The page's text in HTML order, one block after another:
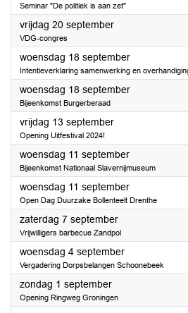
Seminar "De politiek is aan zet"
vrijdag 20 september2024
VDG-congres
woensdag 18 september2024
Intentieverklaring samenwerking en
woensdag 18 september2024
Bijeenkomst Burgerberaad
vrijdag 13 september2024
Opening Uitfestival 2024!
woensdag 11 september2024
Bijeenkomst Nationaal Slavernijmuseum
woensdag 11 september2024
Open Dag Duurzake Bollenteelt Drenthe
zaterdag 7 september2024
Vrijwilligers barbecue Zandpol
woensdag 4 september2024
Vergadering Dorpsbelangen Schoonebeek
zondag 1 september2024
Opening Ringweg Groningen